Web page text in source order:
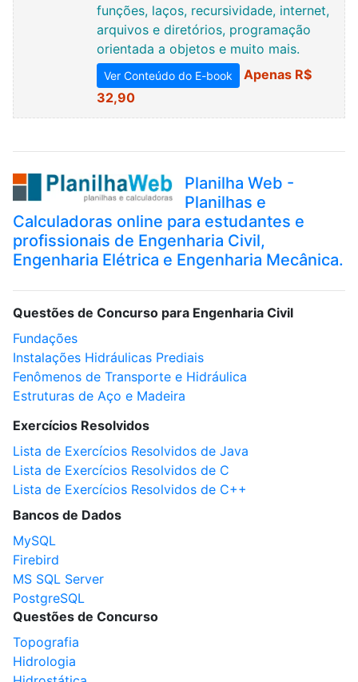
funções, laços, recursividade, internet,
arquivos e diretórios, programação
orientada a objetos e muito mais.
Ver Conteúdo do E-book
Apenas R$
32,90
Planilha Web -
Planilhas e
Calculadoras online para estudantes e
profissionais de Engenharia Civil,
Engenharia Elétrica e Engenharia Mecânica.
Questões de Concurso para Engenharia Civil
Fundações
Instalações Hidráulicas Prediais
Fenômenos de Transporte e Hidráulica
Estruturas de Aço e Madeira
Exercícios Resolvidos
Lista de Exercícios Resolvidos de Java
Lista de Exercícios Resolvidos de C
Lista de Exercícios Resolvidos de C++
Bancos de Dados
MySQL
Firebird
MS SQL Server
PostgreSQL
Questões de Concurso
Topografia
Hidrologia